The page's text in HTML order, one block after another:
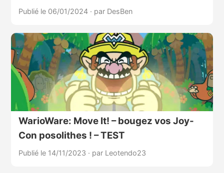
Publié le 06/01/2024 · par DesBen
WarioWare: Move It! – bougez vos Joy-
Con posolithes ! – TEST
Publié le 14/11/2023 · par Leotendo23